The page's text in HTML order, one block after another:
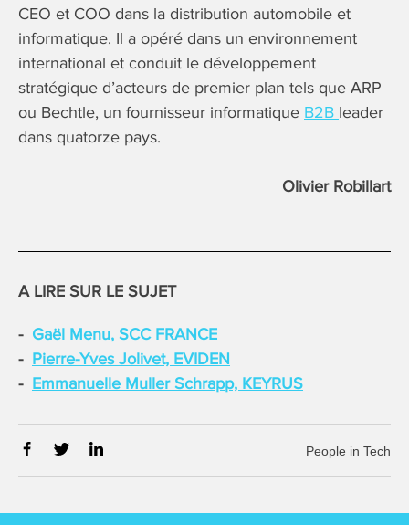
CEO et COO dans la distribution automobile et
informatique. Il a opéré dans un environnement
international et conduit le développement
stratégique d’acteurs de premier plan tels que ARP
ou Bechtle, un fournisseur informatique B2B leader
dans quatorze pays.
Olivier Robillart
A LIRE SUR LE SUJET
Gaël Menu, SCC FRANCE
Pierre-Yves Jolivet, EVIDEN
Emmanuelle Muller Schrapp, KEYRUS
People in Tech